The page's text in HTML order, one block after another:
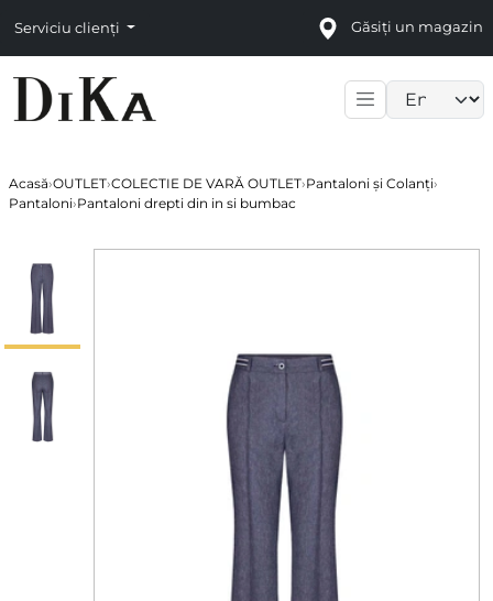
Serviciu clienți Găsiți un magazin
Acasă›OUTLET›COLECTIE DE VARĂ OUTLET›Pantaloni și Colanți›
Pantaloni›Pantaloni drepti din in si bumbac